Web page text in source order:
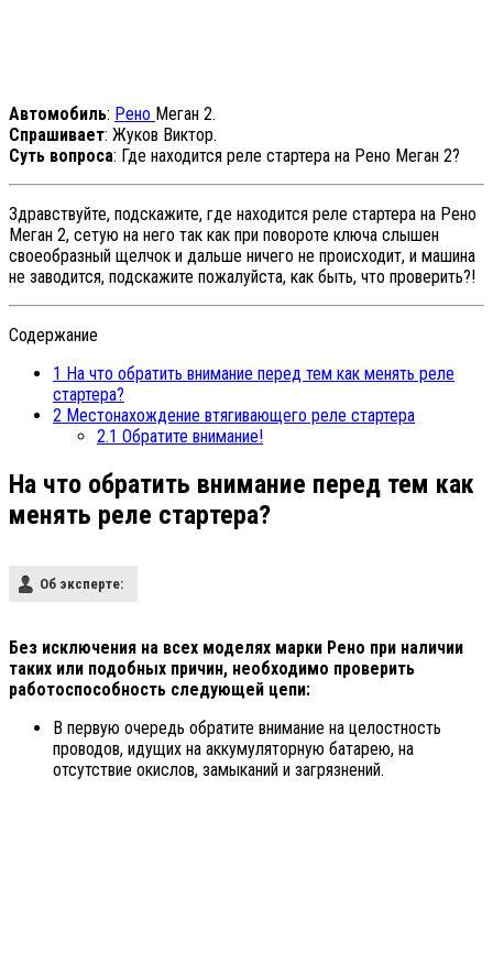
Автомобиль: Рено Меган 2.
Спрашивает: Жуков Виктор.
Суть вопроса: Где находится реле стартера на Рено Меган 2?
Здравствуйте, подскажите, где находится реле стартера на Рено
Меган 2, сетую на него так как при повороте ключа слышен
своеобразный щелчок и дальше ничего не происходит, и машина
не заводится, подскажите пожалуйста, как быть, что проверить?!
Содержание
1 На что обратить внимание перед тем как менять реле
стартера?
2 Местонахождение втягивающего реле стартера
2.1 Обратите внимание!
На что обратить внимание перед тем как
менять реле стартера?
Об эксперте:
Без исключения на всех моделях марки Рено при наличии
таких или подобных причин, необходимо проверить
работоспособность следующей цепи:
В первую очередь обратите внимание на целостность
проводов, идущих на аккумуляторную батарею, на
отсутствие окислов, замыканий и загрязнений.